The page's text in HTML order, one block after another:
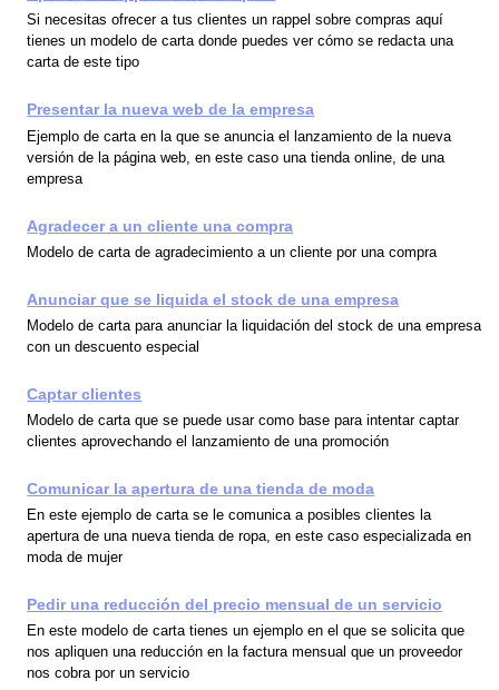
Si necesitas ofrecer a tus clientes un rappel sobre compras aquí
tienes un modelo de carta donde puedes ver cómo se redacta una
carta de este tipo
Presentar la nueva web de la empresa
Ejemplo de carta en la que se anuncia el lanzamiento de la nueva
versión de la página web, en este caso una tienda online, de una
empresa
Agradecer a un cliente una compra
Modelo de carta de agradecimiento a un cliente por una compra
Anunciar que se liquida el stock de una empresa
Modelo de carta para anunciar la liquidación del stock de una empresa
con un descuento especial
Captar clientes
Modelo de carta que se puede usar como base para intentar captar
clientes aprovechando el lanzamiento de una promoción
Comunicar la apertura de una tienda de moda
En este ejemplo de carta se le comunica a posibles clientes la
apertura de una nueva tienda de ropa, en este caso especializada en
moda de mujer
Pedir una reducción del precio mensual de un servicio
En este modelo de carta tienes un ejemplo en el que se solicita que
nos apliquen una reducción en la factura mensual que un proveedor
nos cobra por un servicio